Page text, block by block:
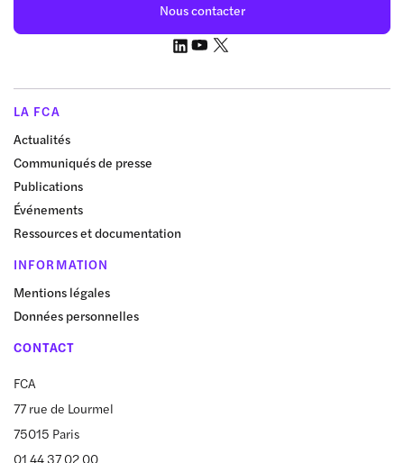
Nous contacter
LA FCA
Actualités
Communiqués de presse
Publications
Événements
Ressources et documentation
INFORMATION
Mentions légales
Données personnelles
CONTACT
FCA
77 rue de Lourmel
75015 Paris
01 44 37 02 00